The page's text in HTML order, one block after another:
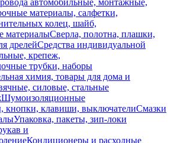
автомобильные, монтажные,
материалы, салфетки,
колец, шайб,
материалыСверла, полотна, плашки,
дрелейСредства индивидуальной
крепеж,
трубки, наборы
химия, товары для дома и
силовые, стальные
Шумоизоляционные
кнопки, клавиши, выключателиСмазки
Упаковка, пакеты, зип-локи
и
Кондиционеры и расходные